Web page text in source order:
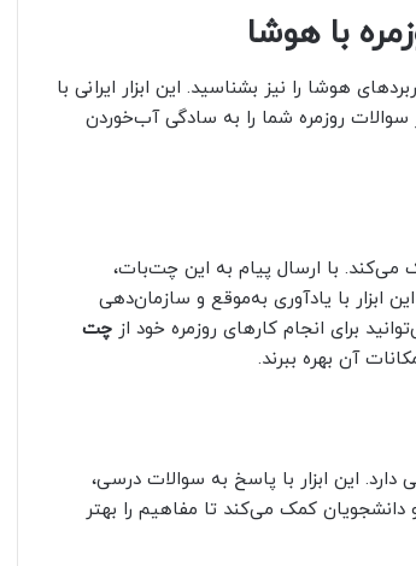
با هوشا
هوشا را نیز بشناسید. این ابزار ایرانی با
روزمره شما را به سادگی آب‌خوردن
با ارسال پیام به این چت‌بات‌،
ابزار با یادآوری به‌موقع و سازمان‌دهی
برای انجام کارهای روزمره خود از چت
آن بهره ببرند.
این ابزار با پاسخ به سوالات درسی،
دانشجویان کمک می‌کند تا مفاهیم را بهتر